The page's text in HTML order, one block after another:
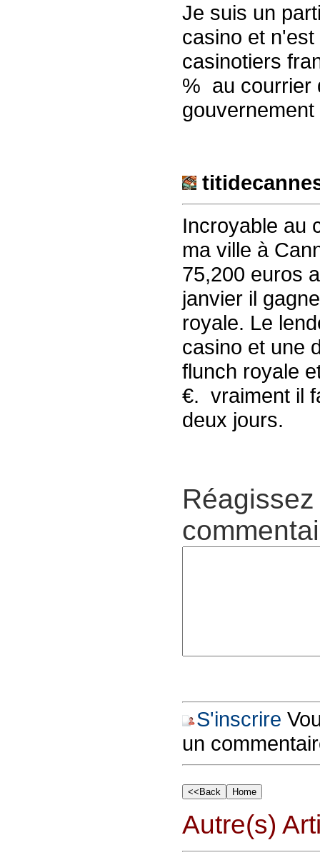
Je suis un
casino et
casinotiers
% au courrier
Incroyable au
ma ville à
75,200 euros
janvier il
royale. Le
casino et une
flunch royale
€. vraiment il
deux jours.
S'inscrire
un
Autre(s)